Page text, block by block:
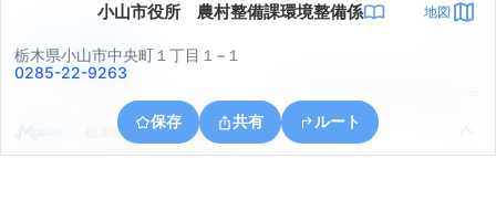
小山市役所 農村整備課環境整備係 地図
栃木県小山市中央町１丁目１−１
0285-22-9263
保存 共有 ルート
栃木県小山市大字大行寺
アプリで見る